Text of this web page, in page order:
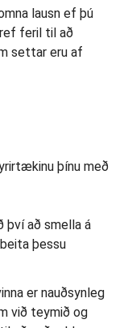
lausn ef þú
feril til að
settar eru af
þínu með
því að smella á
þessu
er nauðsynleg
við teymið og